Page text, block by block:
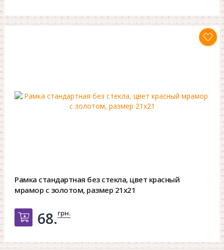
Рамка стандартная без стекла, цвет красный
мрамор с золотом, размер 21х21
Добавить в корзину
68.грн.